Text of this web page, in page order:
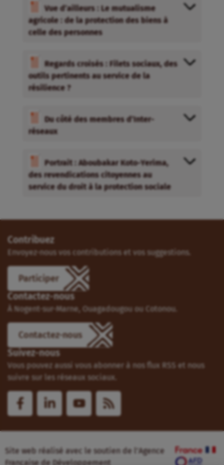
Vue d’ailleurs : Le mutualisme
agricole : de la protection des biens à
celle des personnes
Regards croisés : Filets sociaux, des
outils pertinents au service de la
résilience ?
Du côté des membres d’Inter-
réseaux
Portrait : Aboubakar Koto-Yerima,
des revendications citoyennes au
service du droit à la protection sociale
Contribuez
Envoyez-nous vos contributions et vos suggestions.
Participer
Contactez-nous
À Nogent-sur-Marne, Ouagadougou ou Cotonou.
Contactez-nous
Suivez-nous
Vous pouvez aussi vous abonner à nos flux RSS et nous
suivre sur les réseaux sociaux.
Site web réalisé avec le soutien de l’Agence
Française de Développement